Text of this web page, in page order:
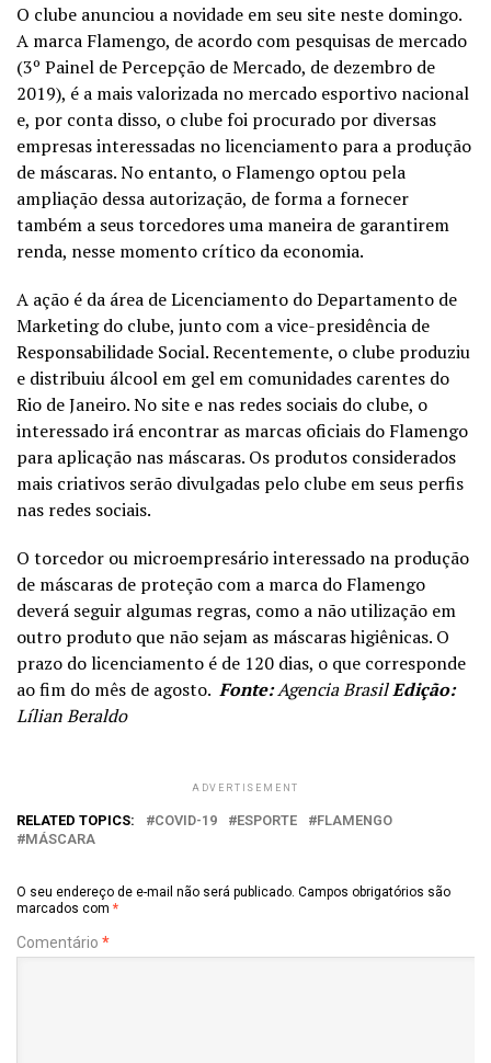
O clube anunciou a novidade em seu site neste domingo.
A marca Flamengo, de acordo com pesquisas de mercado
(3º Painel de Percepção de Mercado, de dezembro de
2019), é a mais valorizada no mercado esportivo nacional
e, por conta disso, o clube foi procurado por diversas
empresas interessadas no licenciamento para a produção
de máscaras. No entanto, o Flamengo optou pela
ampliação dessa autorização, de forma a fornecer
também a seus torcedores uma maneira de garantirem
renda, nesse momento crítico da economia.
A ação é da área de Licenciamento do Departamento de
Marketing do clube, junto com a vice-presidência de
Responsabilidade Social. Recentemente, o clube produziu
e distribuiu álcool em gel em comunidades carentes do
Rio de Janeiro. No site e nas redes sociais do clube, o
interessado irá encontrar as marcas oficiais do Flamengo
para aplicação nas máscaras. Os produtos considerados
mais criativos serão divulgadas pelo clube em seus perfis
nas redes sociais.
O torcedor ou microempresário interessado na produção
de máscaras de proteção com a marca do Flamengo
deverá seguir algumas regras, como a não utilização em
outro produto que não sejam as máscaras higiênicas. O
prazo do licenciamento é de 120 dias, o que corresponde
ao fim do mês de agosto. Fonte:Agencia BrasilEdição:
Lílian Beraldo
ADVERTISEMENT
RELATED TOPICS: COVID-19 ESPORTE
FLAMENGO
MÁSCARA
O seu endereço de e-mail não será publicado. Campos obrigatórios são
marcados com *
Comentário *